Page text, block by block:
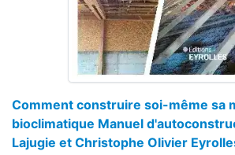
Comment construire soi-même sa
bioclimatique Manuel
Lajugie et Christophe Olivier